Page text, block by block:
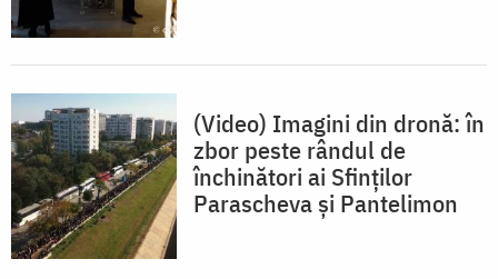
(Video) Imagini din dronă: în
zbor peste rândul de
închinători ai Sfinților
Parascheva și Pantelimon